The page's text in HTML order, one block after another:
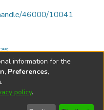
46000/10041
2002-2026
information for the
Preferences,
.
policy.